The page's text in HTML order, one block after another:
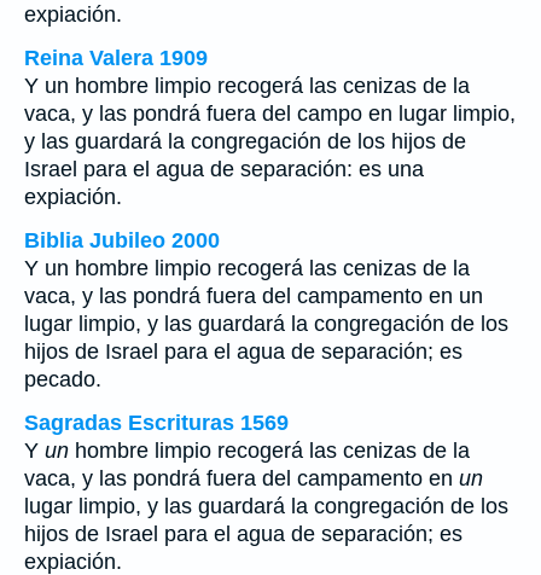
expiación.
Reina Valera 1909
Y un hombre limpio recogerá las cenizas de la
vaca, y las pondrá fuera del campo en lugar limpio,
y las guardará la congregación de los hijos de
Israel para el agua de separación: es una
expiación.
Biblia Jubileo 2000
Y un hombre limpio recogerá las cenizas de la
vaca, y las pondrá fuera del campamento en un
lugar limpio, y las guardará la congregación de los
hijos de Israel para el agua de separación; es
pecado.
Sagradas Escrituras 1569
Y un hombre limpio recogerá las cenizas de la
vaca, y las pondrá fuera del campamento en un
lugar limpio, y las guardará la congregación de los
hijos de Israel para el agua de separación; es
expiación.